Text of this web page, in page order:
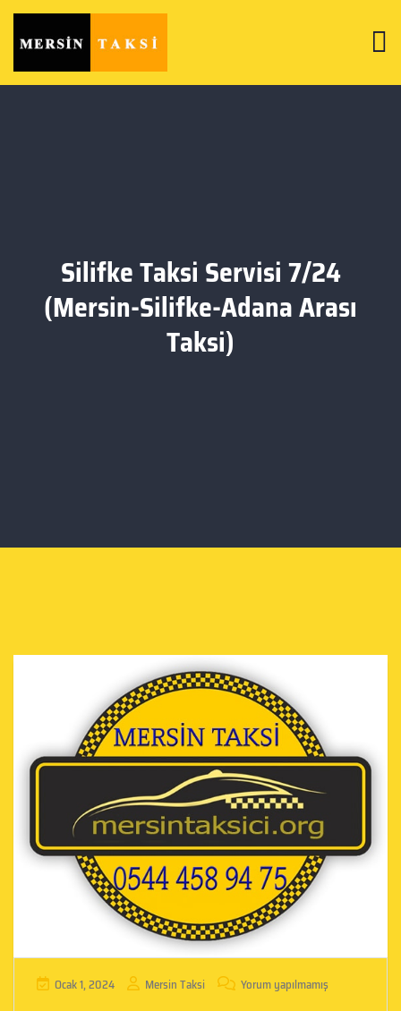
Silifke Taksi Servisi 7/24
(Mersin-Silifke-Adana Arası
Taksi)
Ocak 1, 2024 Mersin Taksi Yorum yapılmamış